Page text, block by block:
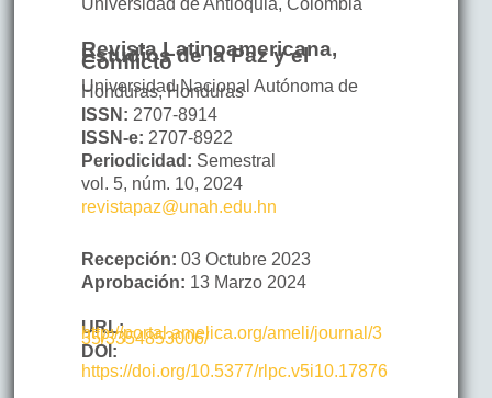
Universidad de Antioquia, Colombia
Revista Latinoamericana,
Estudios de la Paz y el
Conflicto
Universidad Nacional Autónoma de
Honduras, Honduras
ISSN: 2707-8914
ISSN-e: 2707-8922
Periodicidad: Semestral
vol. 5, núm. 10, 2024
revistapaz@unah.edu.hn
Recepción: 03 Octubre 2023
Aprobación: 13 Marzo 2024
URL:
http://portal.amelica.org/ameli/journal/3
35/3354853006/
DOI:
https://doi.org/10.5377/rlpc.v5i10.17876